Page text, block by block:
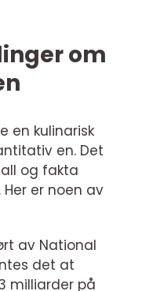
om
en kulinarisk
en. Det
og fakta
er noen av
av National
det at
milliarder på